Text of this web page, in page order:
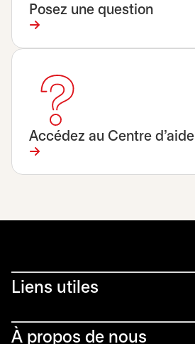
Posez une question
Accédez au Centre d’aide
Liens utiles​
À propos de nous